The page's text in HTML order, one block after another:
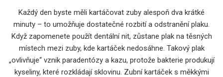
Každý den byste měli kartáčovat zuby alespoň dva krátké
minuty – to umožňuje dostatečné rozbití a odstranění plaku.
Když zapomenete použít dentální nit, zůstane plak na těsných
místech mezi zuby, kde kartáček nedosáhne. Takový plak
„ovlivňuje“ vznik paradentózy a kazu, protože bakterie produkují
kyseliny, které rozkládají sklovinu. Zubní kartáček s měkkými